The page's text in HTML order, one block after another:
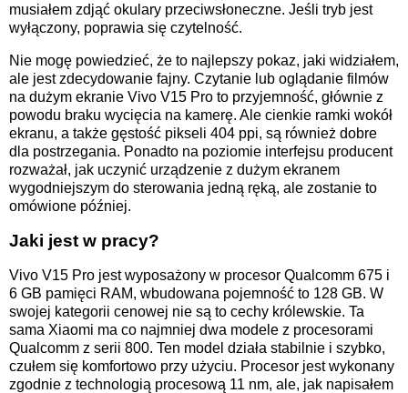
musiałem zdjąć okulary przeciwsłoneczne. Jeśli tryb jest
wyłączony, poprawia się czytelność.
Nie mogę powiedzieć, że to najlepszy pokaz, jaki widziałem,
ale jest zdecydowanie fajny. Czytanie lub oglądanie filmów
na dużym ekranie Vivo V15 Pro to przyjemność, głównie z
powodu braku wycięcia na kamerę. Ale cienkie ramki wokół
ekranu, a także gęstość pikseli 404 ppi, są również dobre
dla postrzegania. Ponadto na poziomie interfejsu producent
rozważał, jak uczynić urządzenie z dużym ekranem
wygodniejszym do sterowania jedną ręką, ale zostanie to
omówione później.
Jaki jest w pracy?
Vivo V15 Pro jest wyposażony w procesor Qualcomm 675 i
6 GB pamięci RAM, wbudowana pojemność to 128 GB. W
swojej kategorii cenowej nie są to cechy królewskie. Ta
sama Xiaomi ma co najmniej dwa modele z procesorami
Qualcomm z serii 800. Ten model działa stabilnie i szybko,
czułem się komfortowo przy użyciu. Procesor jest wykonany
zgodnie z technologią procesową 11 nm, ale, jak napisałem